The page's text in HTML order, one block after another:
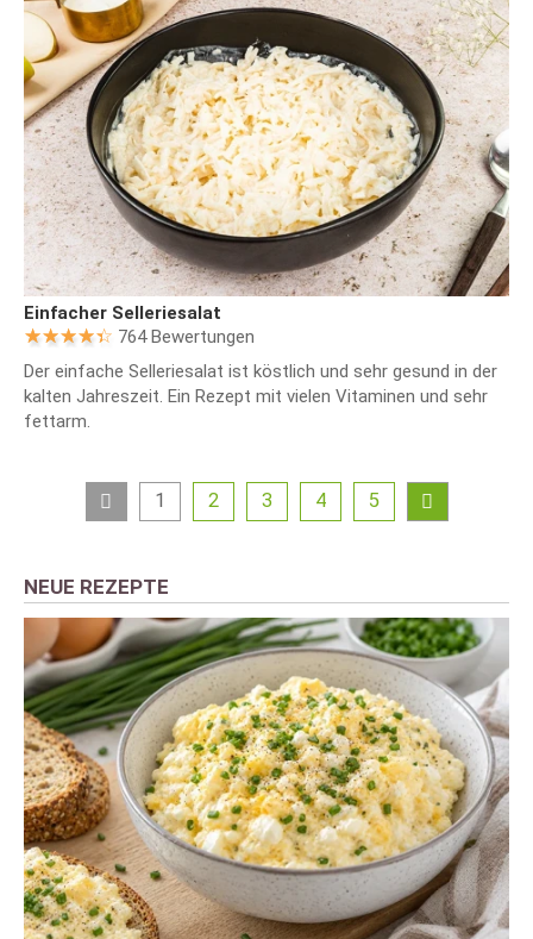
Einfacher Selleriesalat
764 Bewertungen
Der einfache Selleriesalat ist köstlich und sehr gesund in der
kalten Jahreszeit. Ein Rezept mit vielen Vitaminen und sehr
fettarm.
1 2 3 4 5
NEUE REZEPTE